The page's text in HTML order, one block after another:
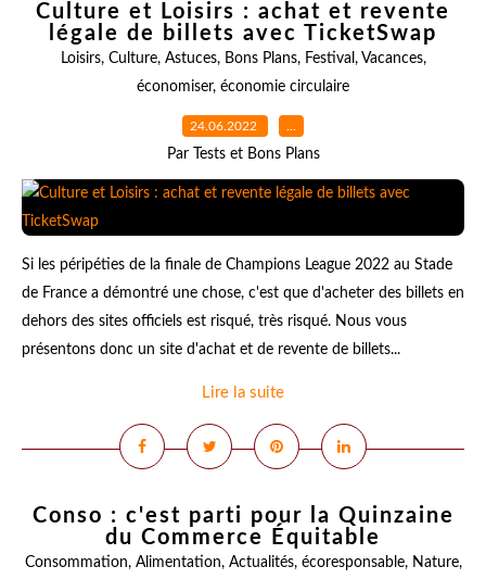
Culture et Loisirs : achat et revente
légale de billets avec TicketSwap
Loisirs, Culture, Astuces, Bons Plans, Festival , Vacances,
économiser, économie circulaire
24.06.2022 …
Par Tests et Bons Plans
Si les péripéties de la finale de Champions League 2022 au Stade
de France a démontré une chose, c'est que d'acheter des billets en
dehors des sites officiels est risqué, très risqué. Nous vous
présentons donc un site d'achat et de revente de billets...
Lire la suite
Conso : c'est parti pour la Quinzaine
du Commerce Équitable
Consommation, Alimentation, Actualités, écoresponsable, Nature,